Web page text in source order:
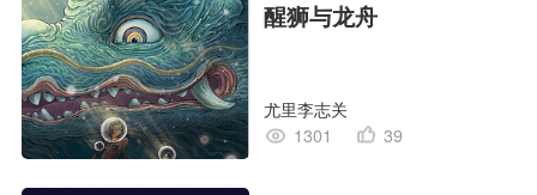
醒狮与龙舟
尤里李志关
1301
39